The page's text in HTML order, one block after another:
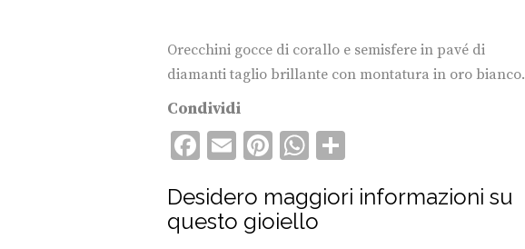
Orecchini gocce di corallo e semisfere in pavé di
diamanti taglio brillante con montatura in oro bianco.
Condividi
F
e
b
E
ai
l
Pi
er
es
W
at
s
n
Desidero maggiori informazioni su
questo gioiello